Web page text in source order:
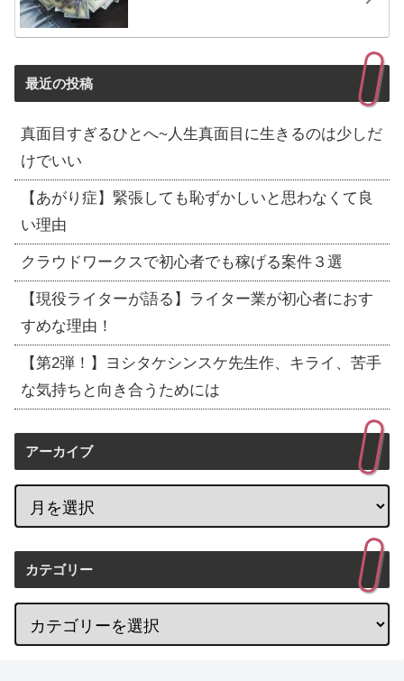
最近の投稿
真面目すぎるひとへ~人生真面目に生きるのは少しだ
けでいい
【あがり症】緊張しても恥ずかしいと思わなくて良
い理由
クラウドワークスで初心者でも稼げる案件３選
【現役ライターが語る】ライター業が初心者におす
すめな理由！
【第2弾！】ヨシタケシンスケ先生作、キライ、苦手
な気持ちと向き合うためには
アーカイブ
カテゴリー